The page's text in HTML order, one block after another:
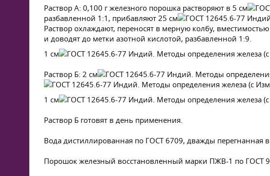
Раствор А: 0,100 г железного порошка растворяют в 5 см
разбавленной 1:1, прибавляют 25 см
Раствор охлаждают, переносят в мерную колбу,
и доводят до метки азотной кислотой, разбавленной 1:9.
1 см
Раствор Б: 2 см
1 см
Раствор Б готовят в день применения.
Вода дистиллированная по ГОСТ 6709, дважды перегнанная
Порошок железный восстановленный марки ПЖВ-1 по ГОСТ